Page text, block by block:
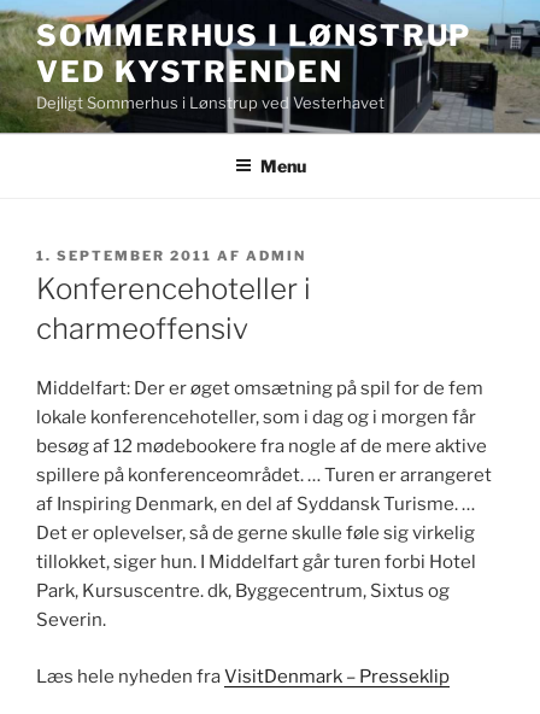
Videre
til
indhold
SOMMERHUS I LØNSTRUP
VED KYSTRENDEN
Dejligt Sommerhus i Lønstrup ved Vesterhavet
Menu
UDGIVET
DEN
1. SEPTEMBER 2011 AF ADMIN
Konferencehoteller i
charmeoffensiv
Middelfart: Der er øget omsætning på spil for de fem
lokale konferencehoteller, som i dag og i morgen får
besøg af 12 mødebookere fra nogle af de mere aktive
spillere på konferenceområdet. … Turen er arrangeret
af Inspiring Denmark, en del af Syddansk Turisme. …
Det er oplevelser, så de gerne skulle føle sig virkelig
tillokket, siger hun. I Middelfart går turen forbi Hotel
Park, Kursuscentre. dk, Byggecentrum, Sixtus og
Severin.
Læs hele nyheden fraVisitDenmark – Presseklip